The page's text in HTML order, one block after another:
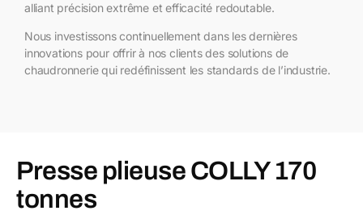
alliant précision extrême et efficacité redoutable.
Nous investissons continuellement dans les dernières
innovations pour offrir à nos clients des solutions de
chaudronnerie qui redéfinissent les standards de l’industrie.
Presse plieuse COLLY 170
tonnes